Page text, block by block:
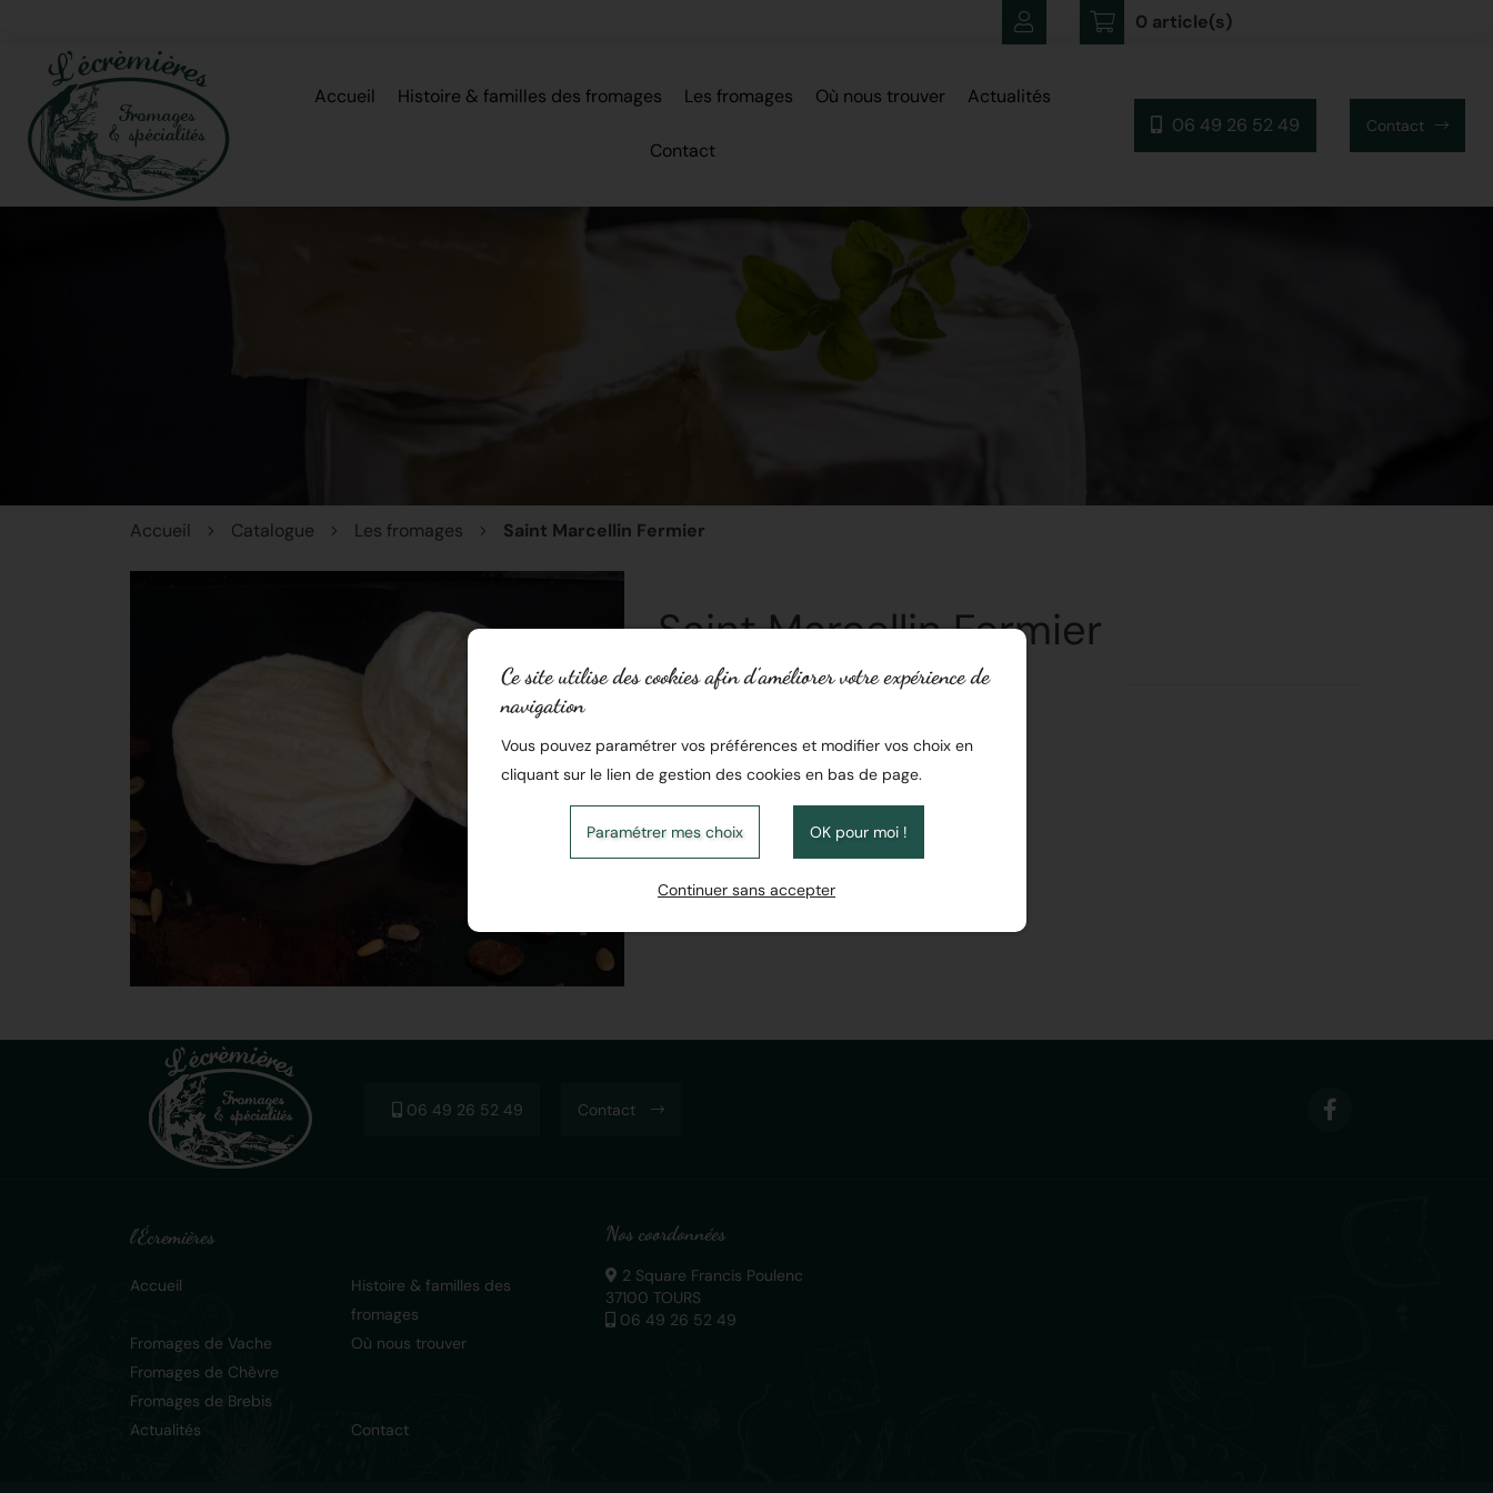
0 article(s)
06 49 26 52 49
Accueil Histoire & familles des fromages Les fromages Où nous trouver Actualités
Contact
Contact
Accueil Catalogue Les fromages Saint Marcellin Fermier
Saint Marcellin Fermier
Matière grasse sur produit fini :
5,50 € / Par 2 pièces
Ajouter au panier
06 49 26 52 49 Contact
l'Écremières
Accueil
Histoire & familles des
fromages
Fromages de Vache
Fromages de Chèvre
Fromages de Brebis
Où nous trouver
Actualités Contact
Nos coordonnées
2 Square Francis Poulenc
37100 TOURS
06 49 26 52 49
Ce site utilise des cookies afin d’améliorer votre expérience de
navigation
Vous pouvez paramétrer vos préférences et modifier vos choix en
cliquant sur le lien de gestion des cookies en bas de page.
Paramétrer mes choix OK pour moi !
Continuer sans accepter